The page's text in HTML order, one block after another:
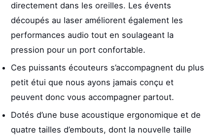
directement dans les oreilles. Les évents
découpés au laser améliorent également les
performances audio tout en soulageant la
pression pour un port confortable.
Ces puissants écouteurs s’accompagnent du plus
petit étui que nous ayons jamais conçu et
peuvent donc vous accompagner partout.
Dotés d’une buse acoustique ergonomique et de
quatre tailles d’embouts, dont la nouvelle taille